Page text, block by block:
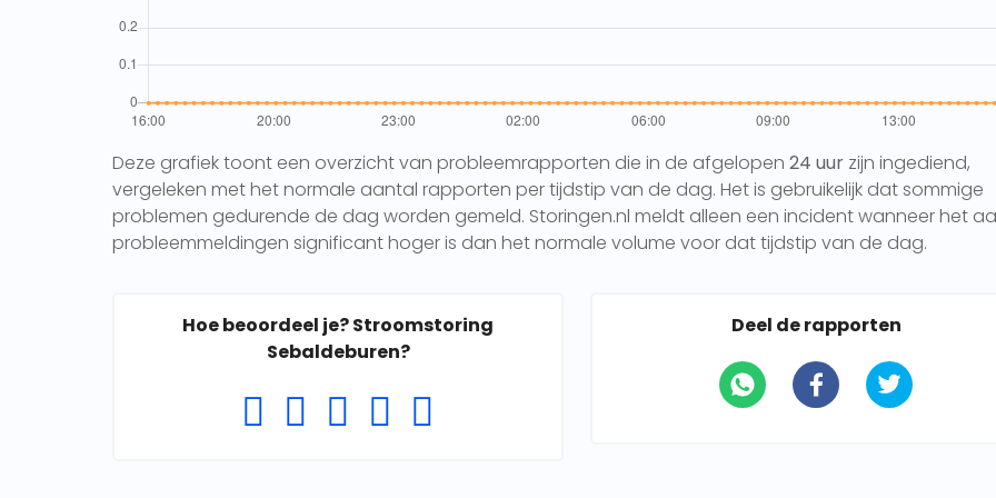
Deze grafiek toont een overzicht van probleemrapporten die in de afgelopen 24 uur zijn ingediend,
vergeleken met het normale aantal rapporten per tijdstip van de dag. Het is gebruikelijk dat sommige
problemen gedurende de dag worden gemeld. Storingen.nl meldt alleen een incident wanneer het
probleemmeldingen significant hoger is dan het normale volume voor dat tijdstip van de dag.
Hoe beoordeel je? Stroomstoring
Sebaldeburen?
Deel de rapporten